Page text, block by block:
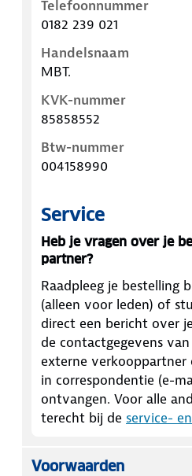
Telefoonnummer
0182 239 021
Handelsnaam
MBT.
KVK-nummer
85858552
Btw-nummer
004158990
Service
Heb je vragen over je
partner?
Raadpleeg je bestelling
(alleen voor leden) of
direct een bericht over
de contactgegevens
externe verkooppartner
in correspondentie (e-
ontvangen. Voor alle
terecht bij de service-
Voorwaarden